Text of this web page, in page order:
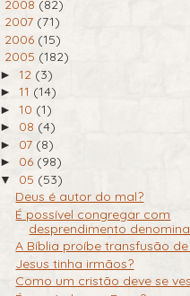
2008 (82)
2007 (71)
2006 (15)
2005 (182)
►12 (3)
►11 (14)
►10 (1)
► 08 (4)
► 07 (8)
► 06 (98)
▼ 05 (53)
Deus é autor do mal?
É possível congregar com
desprendimento
A Bíblia proíbe transfusão
Jesus tinha irmãos?
Como um cristão deve se